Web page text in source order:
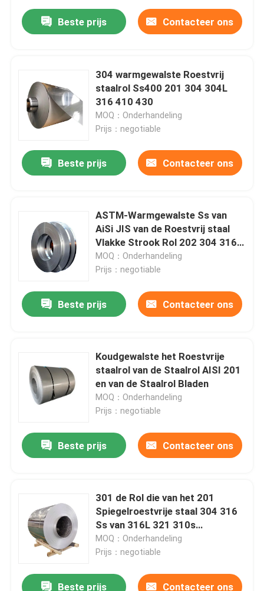
Beste prijs Contacteer ons
304 warmgewalste Roestvrij
staalrol Ss400 201 304 304L
316 410 430
MOQ：Onderhandeling
Prijs：negotiable
Beste prijs Contacteer ons
ASTM-Warmgewalste Ss van
AiSi JIS van de Roestvrij staal
Vlakke Strook Rol 202 304 316
316L 410 430
MOQ：Onderhandeling
Prijs：negotiable
Beste prijs Contacteer ons
Koudgewalste het Roestvrije
staalrol van de Staalrol AISI 201
en van de Staalrol Bladen
MOQ：Onderhandeling
Prijs：negotiable
Beste prijs Contacteer ons
301 de Rol die van het 201
Spiegelroestvrije staal 304 316
Ss van 316L 321 310s
Metaalstrook scheuren
MOQ：Onderhandeling
Prijs：negotiable
Beste prijs Contacteer ons